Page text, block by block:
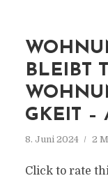
BLEIBT
GKEIT –
8. Juni 2024 2
Click to rate